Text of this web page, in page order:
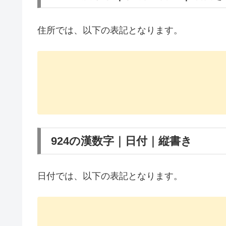
住所では、以下の表記となります。
924の漢数字｜日付｜縦書き
日付では、以下の表記となります。